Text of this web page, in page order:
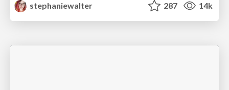
stephaniewalter
287 14k